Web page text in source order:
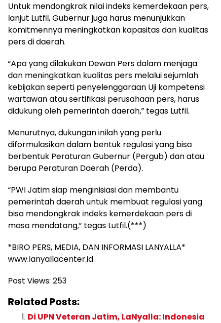
Untuk mendongkrak nilai indeks kemerdekaan pers,
lanjut Lutfil, Gubernur juga harus menunjukkan
komitmennya meningkatkan kapasitas dan kualitas
pers di daerah.
“Apa yang dilakukan Dewan Pers dalam menjaga
dan meningkatkan kualitas pers melalui sejumlah
kebijakan seperti penyelenggaraan Uji kompetensi
wartawan atau sertifikasi perusahaan pers, harus
didukung oleh pemerintah daerah,” tegas Lutfil.
Menurutnya, dukungan inilah yang perlu
diformulasikan dalam bentuk regulasi yang bisa
berbentuk Peraturan Gubernur (Pergub) dan atau
berupa Peraturan Daerah (Perda).
“PWI Jatim siap menginisiasi dan membantu
pemerintah daerah untuk membuat regulasi yang
bisa mendongkrak indeks kemerdekaan pers di
masa mendatang,” tegas Lutfil.(***)
*BIRO PERS, MEDIA, DAN INFORMASI LANYALLA*
www.lanyallacenter.id
Post Views: 253
Related Posts:
Di UPN Veteran Jatim, LaNyalla: Indonesia